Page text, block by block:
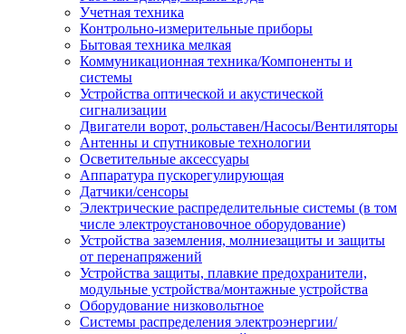
Учетная техника
Контрольно-измерительные приборы
Бытовая техника мелкая
Коммуникационная техника/Компоненты и
системы
Устройства оптической и акустической
сигнализации
Двигатели ворот, рольставен/Насосы/Вентиляторы
Антенны и спутниковые технологии
Осветительные аксессуары
Аппаратура пускорегулирующая
Датчики/сенсоры
Электрические распределительные системы (в том
числе электроустановочное оборудование)
Устройства заземления, молниезащиты и защиты
от перенапряжений
Устройства защиты, плавкие предохранители,
модульные устройства/монтажные устройства
Оборудование низковольтное
Системы распределения электроэнергии/